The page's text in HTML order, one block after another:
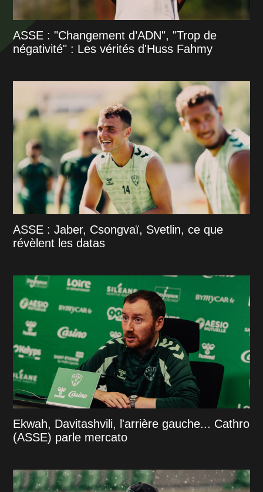
ASSE : "Changement d’ADN", "Trop de
négativité" : Les vérités d'Huss Fahmy
ASSE : Jaber, Csongvaï, Svetlin, ce que
révèlent les datas
Ekwah, Davitashvili, l'arrière gauche... Cathro
(ASSE) parle mercato